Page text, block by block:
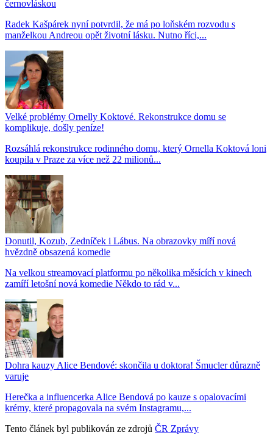
černovláskou
Radek Kašpárek nyní potvrdil, že má po loňském rozvodu s
manželkou Andreou opět životní lásku. Nutno říci,...
Velké problémy Ornelly Koktové. Rekonstrukce domu se
komplikuje, došly peníze!
Rozsáhlá rekonstrukce rodinného domu, který Ornella Koktová loni
koupila v Praze za více než 22 milionů...
Donutil, Kozub, Zedníček i Lábus. Na obrazovky míří nová
hvězdně obsazená komedie
Na velkou streamovací platformu po několika měsících v kinech
zamíří letošní nová komedie Někdo to rád v...
Dohra kauzy Alice Bendové: skončila u doktora! Šmucler důrazně
varuje
Herečka a influencerka Alice Bendová po kauze s opalovacími
krémy, které propagovala na svém Instagramu,...
Tento článek byl publikován ze zdrojů ČR Zprávy